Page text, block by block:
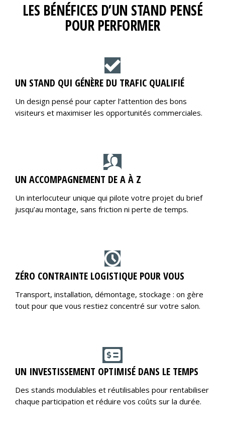
LES BÉNÉFICES D’UN STAND PENSÉ
POUR PERFORMER
UN STAND QUI GÉNÈRE DU TRAFIC QUALIFIÉ
Un design pensé pour capter l’attention des bons
visiteurs et maximiser les opportunités commerciales.
UN ACCOMPAGNEMENT DE A À Z
Un interlocuteur unique qui pilote votre projet du brief
jusqu’au montage, sans friction ni perte de temps.
ZÉRO CONTRAINTE LOGISTIQUE POUR VOUS
Transport, installation, démontage, stockage : on gère
tout pour que vous restiez concentré sur votre salon.
UN INVESTISSEMENT OPTIMISÉ DANS LE TEMPS
Des stands modulables et réutilisables pour rentabiliser
chaque participation et réduire vos coûts sur la durée.